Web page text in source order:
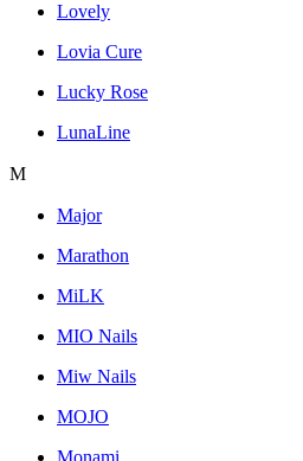
Lovely
Lovia Cure
Lucky Rose
LunaLine
M
Major
Marathon
MiLK
MIO Nails
Miw Nails
MOJO
Monami